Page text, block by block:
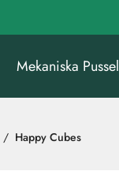
Mekaniska Pussel
Happy Cubes